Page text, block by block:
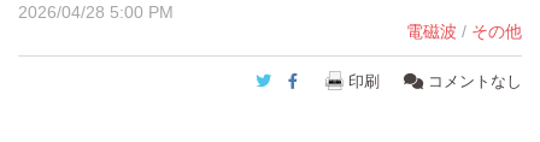
2026/04/28 5:00 PM
電磁波 / その他
Twitter
Facebook
印刷 コメントなし